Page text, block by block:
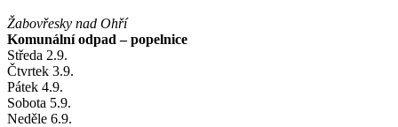
Žabovřesky nad Ohří
Komunální odpad – popelnice
Středa 2.9.
Čtvrtek 3.9.
Pátek 4.9.
Sobota 5.9.
Neděle 6.9.